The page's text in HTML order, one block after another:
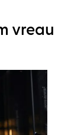
vreau